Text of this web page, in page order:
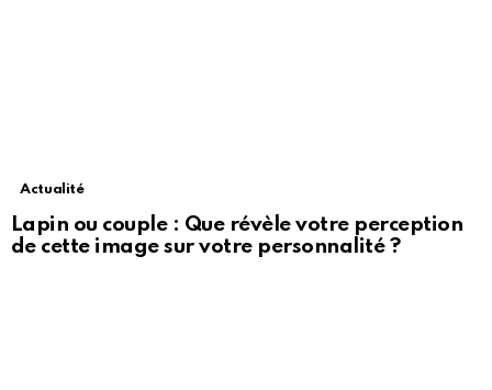
Actualité
Lapin ou couple : Que révèle votre perception
de cette image sur votre personnalité ?